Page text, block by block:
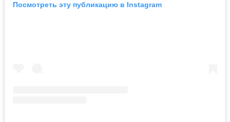
Посмотреть эту публикацию в Instagram